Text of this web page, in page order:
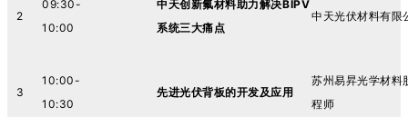
2
09:30-
10:00
中天创新氟材料助力解决BIPV
系统三大痛点
中天光伏材料有
3
10:00-
10:30
先进光伏背板的开发及应用
苏州易昇光学材
程师